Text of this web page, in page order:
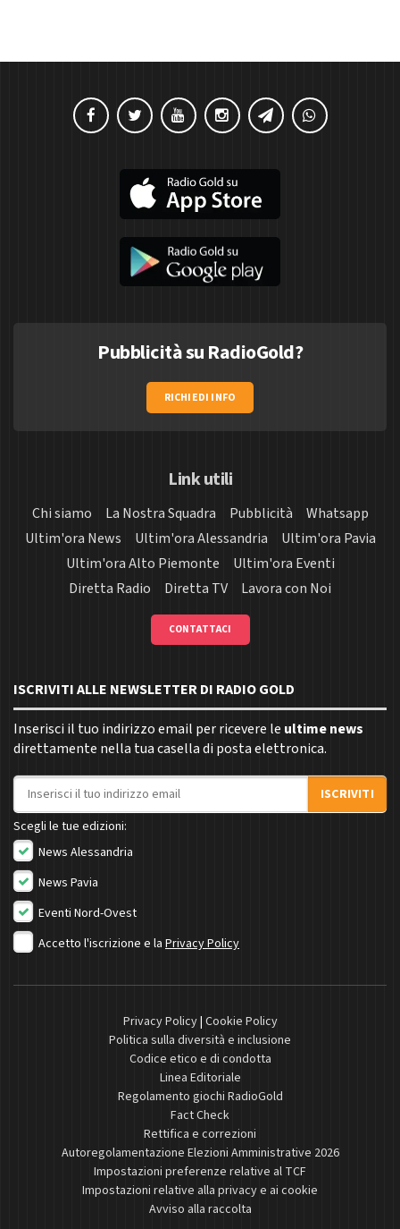
Pubblicità su RadioGold?
RICHIEDI INFO
Link utili
Chi siamo La Nostra Squadra Pubblicità
Whatsapp
Ultim'ora News
Ultim'ora Alessandria
Ultim'ora Pavia
Ultim'ora Alto Piemonte
Ultim'ora Eventi
Diretta Radio
Diretta TV Lavora con Noi
CONTATTACI
ISCRIVITI ALLE NEWSLETTER DI RADIO GOLD
Inserisci il tuo indirizzo email per ricevere le ultime news
direttamente nella tua casella di posta elettronica.
Indirizzo email
ISCRIVITI
Scegli le tue edizioni:
News Alessandria
News Pavia
Eventi Nord-Ovest
Accetto l'iscrizione e la Privacy Policy
Privacy Policy| Cookie Policy
Politica sulla diversità e inclusione
Codice etico e di condotta
Linea Editoriale
Regolamento giochi RadioGold
Fact Check
Rettifica e correzioni
Autoregolamentazione Elezioni Amministrative 2026
Impostazioni preferenze relative al TCF
Impostazioni relative alla privacy e ai cookie
Avviso alla raccolta